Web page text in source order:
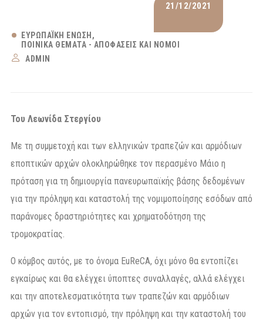
21/12/2021
ΕΥΡΩΠΑΪΚΉ ΈΝΩΣΗ
ΠΟΙΝΙΚΆ ΘΈΜΑΤΑ - ΑΠΟΦΆΣΕΙΣ ΚΑΙ ΝΌΜΟΙ
ADMIN
Του Λεωνίδα Στεργίου
Με τη συμμετοχή και των ελληνικών τραπεζών και αρμόδιων
εποπτικών αρχών ολοκληρώθηκε τον περασμένο Μάιο η
πρόταση για τη δημιουργία πανευρωπαϊκής βάσης δεδομένων
για την πρόληψη και καταστολή της νομιμοποίησης εσόδων από
παράνομες δραστηριότητες και χρηματοδότηση της
τρομοκρατίας.
Ο κόμβος αυτός, με το όνομα EuReCA, όχι μόνο θα εντοπίζει
εγκαίρως και θα ελέγχει ύποπτες συναλλαγές, αλλά ελέγχει
και την αποτελεσματικότητα των τραπεζών και αρμόδιων
αρχών για τον εντοπισμό, την πρόληψη και την καταστολή του